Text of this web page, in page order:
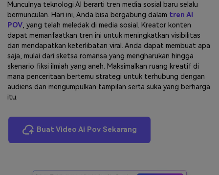
Munculnya teknologi AI berarti tren media sosial baru selalu
bermunculan. Hari ini, Anda bisa bergabung dalam tren AI
POV, yang telah meledak di media sosial. Kreator konten
dapat memanfaatkan tren ini untuk meningkatkan visibilitas
dan mendapatkan keterlibatan viral. Anda dapat membuat apa
saja, mulai dari sketsa romansa yang mengharukan hingga
skenario fiksi ilmiah yang aneh. Maksimalkan ruang kreatif di
mana penceritaan bertemu strategi untuk terhubung dengan
audiens dan mengumpulkan tampilan serta suka yang berharga
itu.
Buat Video Ai Pov Sekarang